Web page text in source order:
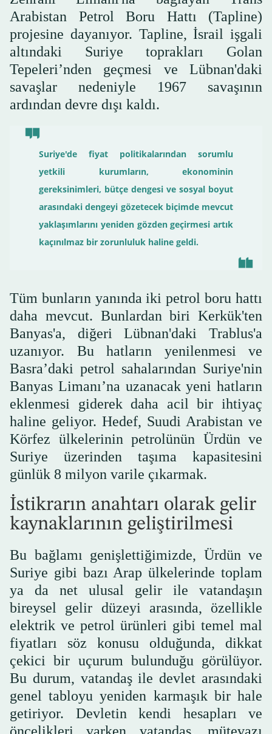
Arabistan Petrol Boru Hattı (Tapline)
projesine dayanıyor. Tapline, İsrail işgali
altındaki Suriye toprakları Golan
Tepeleri’nden geçmesi ve Lübnan'daki
savaşlar nedeniyle 1967 savaşının
ardından devre dışı kaldı.
Suriye'de fiyat politikalarından sorumlu
yetkili kurumların, ekonominin
gereksinimleri, bütçe dengesi ve sosyal boyut
arasındaki dengeyi gözetecek biçimde mevcut
yaklaşımlarını yeniden gözden geçirmesi artık
kaçınılmaz bir zorunluluk haline geldi.
Tüm bunların yanında iki petrol boru hattı
daha mevcut. Bunlardan biri Kerkük'ten
Banyas'a, diğeri Lübnan'daki Trablus'a
uzanıyor. Bu hatların yenilenmesi ve
Basra’daki petrol sahalarından Suriye'nin
Banyas Limanı’na uzanacak yeni hatların
eklenmesi giderek daha acil bir ihtiyaç
haline geliyor. Hedef, Suudi Arabistan ve
Körfez ülkelerinin petrolünün Ürdün ve
Suriye üzerinden taşıma kapasitesini
günlük 8 milyon varile çıkarmak.
İstikrarın anahtarı olarak gelir
kaynaklarının geliştirilmesi
Bu bağlamı genişlettiğimizde, Ürdün ve
Suriye gibi bazı Arap ülkelerinde toplam
ya da net ulusal gelir ile vatandaşın
bireysel gelir düzeyi arasında, özellikle
elektrik ve petrol ürünleri gibi temel mal
fiyatları söz konusu olduğunda, dikkat
çekici bir uçurum bulunduğu görülüyor.
Bu durum, vatandaş ile devlet arasındaki
genel tabloyu yeniden karmaşık bir hale
getiriyor. Devletin kendi hesapları ve